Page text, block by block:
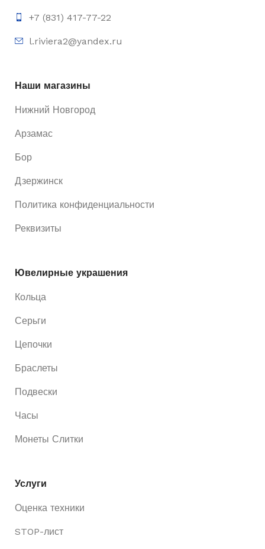
+7 (831) 417-77-22
l.riviera2@yandex.ru
Наши магазины
Нижний Новгород
Арзамас
Бор
Дзержинск
Политика конфиденциальности
Реквизиты
Ювелирные украшения
Кольца
Серьги
Цепочки
Браслеты
Подвески
Часы
Монеты Слитки
Услуги
Оценка техники
STOP-лист